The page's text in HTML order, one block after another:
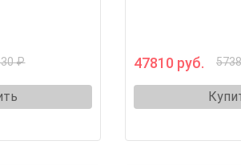
₽ 47810 руб.